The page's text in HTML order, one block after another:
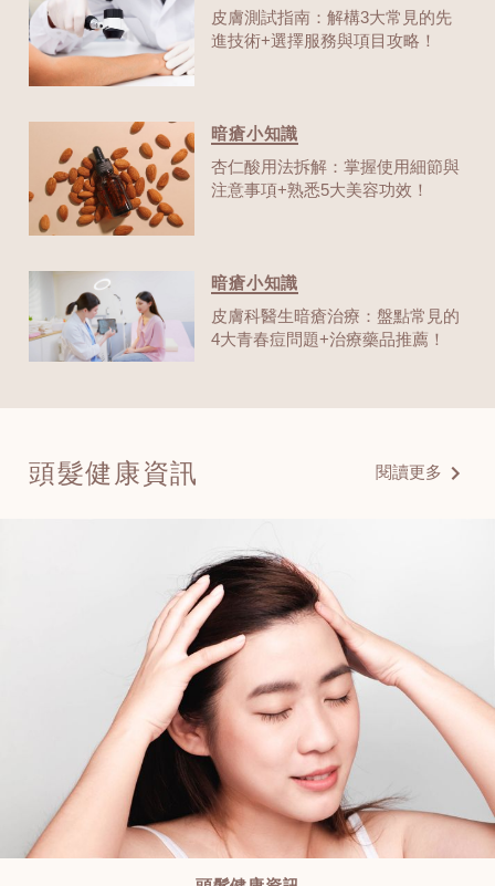
皮膚測試指南：解構3大常見的先
進技術+選擇服務與項目攻略！
暗瘡小知識
杏仁酸用法拆解：掌握使用細節與
注意事項+熟悉5大美容功效！
暗瘡小知識
皮膚科醫生暗瘡治療：盤點常見的
4大青春痘問題+治療藥品推薦！
頭髮健康資訊 閱讀更多